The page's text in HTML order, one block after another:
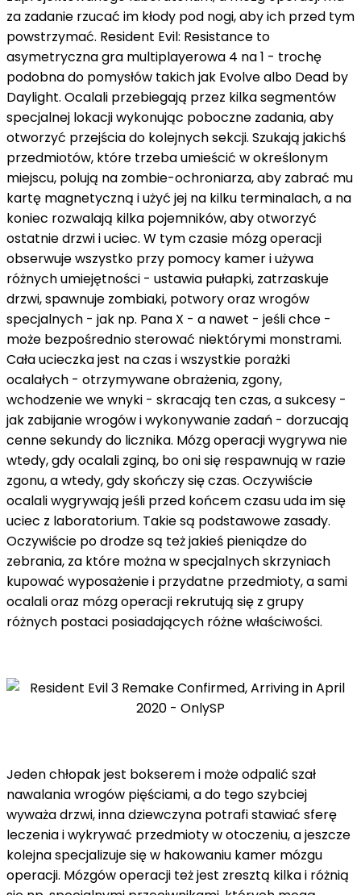
za zadanie rzucać im kłody pod nogi, aby ich przed tym
powstrzymać. Resident Evil: Resistance to
asymetryczna gra multiplayerowa 4 na 1 - trochę
podobna do pomysłów takich jak Evolve albo Dead by
Daylight. Ocalali przebiegają przez kilka segmentów
specjalnej lokacji wykonując poboczne zadania, aby
otworzyć przejścia do kolejnych sekcji. Szukają jakichś
przedmiotów, które trzeba umieścić w określonym
miejscu, polują na zombie-ochroniarza, aby zabrać mu
kartę magnetyczną i użyć jej na kilku terminalach, a na
koniec rozwalają kilka pojemników, aby otworzyć
ostatnie drzwi i uciec. W tym czasie mózg operacji
obserwuje wszystko przy pomocy kamer i używa
różnych umiejętności - ustawia pułapki, zatrzaskuje
drzwi, spawnuje zombiaki, potwory oraz wrogów
specjalnych - jak np. Pana X - a nawet - jeśli chce -
może bezpośrednio sterować niektórymi monstrami.
Cała ucieczka jest na czas i wszystkie porażki
ocalałych - otrzymywane obrażenia, zgony,
wchodzenie we wnyki - skracają ten czas, a sukcesy -
jak zabijanie wrogów i wykonywanie zadań - dorzucają
cenne sekundy do licznika. Mózg operacji wygrywa nie
wtedy, gdy ocalali zginą, bo oni się respawnują w razie
zgonu, a wtedy, gdy skończy się czas. Oczywiście
ocalali wygrywają jeśli przed końcem czasu uda im się
uciec z laboratorium. Takie są podstawowe zasady.
Oczywiście po drodze są też jakieś pieniądze do
zebrania, za które można w specjalnych skrzyniach
kupować wyposażenie i przydatne przedmioty, a sami
ocalali oraz mózg operacji rekrutują się z grupy
różnych postaci posiadających różne właściwości.
Jeden chłopak jest bokserem i może odpalić szał
nawalania wrogów pięściami, a do tego szybciej
wyważa drzwi, inna dziewczyna potrafi stawiać sferę
leczenia i wykrywać przedmioty w otoczeniu, a jeszcze
kolejna specjalizuje się w hakowaniu kamer mózgu
operacji. Mózgów operacji też jest zresztą kilka i różnią